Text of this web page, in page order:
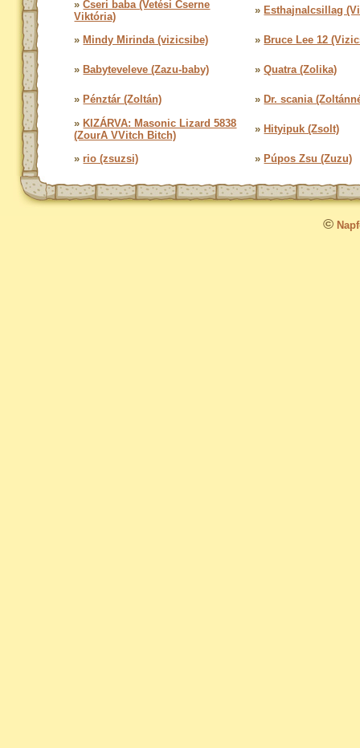
»Cseri baba (Vetési Cserne
Viktória)
» Esthajnalcsillag
» Mindy Mirinda (vizicsibe) » Bruce Lee 12
» Babyteveleve (Zazu-baby) »Quatra (Zolika)
» Pénztár (Zoltán) » Dr. scania
» KIZÁRVA: Masonic Lizard 5838
(ZourA VVitch Bitch)
» Hityipuk (Zsolt)
» rio (zsuzsi) » Púpos Zsu (Zuzu)
©